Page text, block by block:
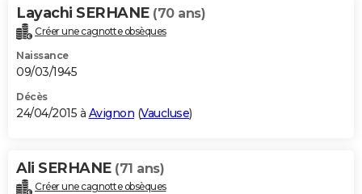
Layachi SERHANE (70 ans)
Créer une cagnotte obsèques
Naissance
09/03/1945
Décès
24/04/2015 à Avignon (Vaucluse)
Ali SERHANE (71 ans)
Créer une cagnotte obsèques